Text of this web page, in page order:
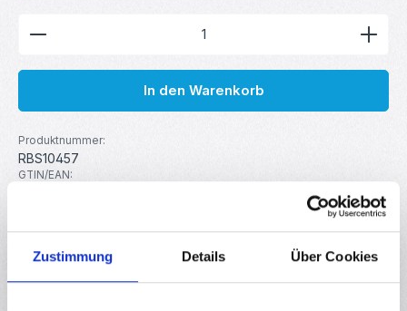
Zustimmung Details Über Cookies
Produkt Anzahl: Gib den gewünschten Wert ein
In den Warenkorb
Produktnummer:
RBS10457
GTIN/EAN: